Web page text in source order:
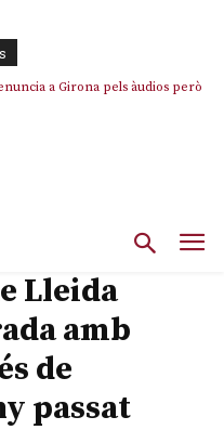
a Girona pels àudios però
Lleida
amb
de
passat